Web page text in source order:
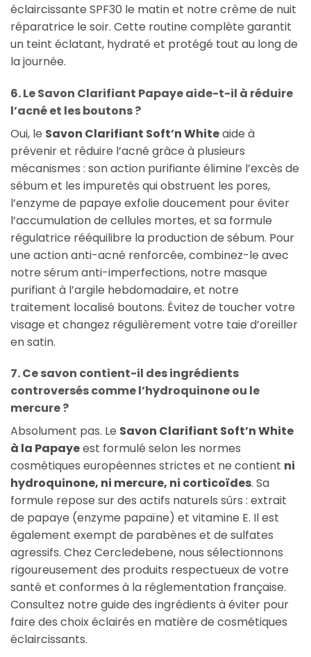
éclaircissante SPF30 le matin et notre crème de nuit
réparatrice le soir. Cette routine complète garantit
un teint éclatant, hydraté et protégé tout au long de
la journée.
6. Le Savon Clarifiant Papaye aide-t-il à réduire
l’acné et les boutons ?
Oui, le Savon Clarifiant Soft’n Whiteaide à
prévenir et réduire l’acné grâce à plusieurs
mécanismes : son action purifiante élimine l’excès de
sébum et les impuretés qui obstruent les pores,
l’enzyme de papaye exfolie doucement pour éviter
l’accumulation de cellules mortes, et sa formule
régulatrice rééquilibre la production de sébum. Pour
une action anti-acné renforcée, combinez-le avec
notre sérum anti-imperfections, notre masque
purifiant à l’argile hebdomadaire, et notre
traitement localisé boutons. Évitez de toucher votre
visage et changez régulièrement votre taie d’oreiller
en satin.
7. Ce savon contient-il des ingrédients
controversés comme l’hydroquinone ou le
mercure ?
Absolument pas. Le Savon Clarifiant Soft’n White
à la Papayeest formulé selon les normes
cosmétiques européennes strictes et ne contient ni
hydroquinone, ni mercure, ni corticoïdes. Sa
formule repose sur des actifs naturels sûrs : extrait
de papaye (enzyme papaïne) et vitamine E. Il est
également exempt de parabènes et de sulfates
agressifs. Chez Cercledebene, nous sélectionnons
rigoureusement des produits respectueux de votre
santé et conformes à la réglementation française.
Consultez notre guide des ingrédients à éviter pour
faire des choix éclairés en matière de cosmétiques
éclaircissants.